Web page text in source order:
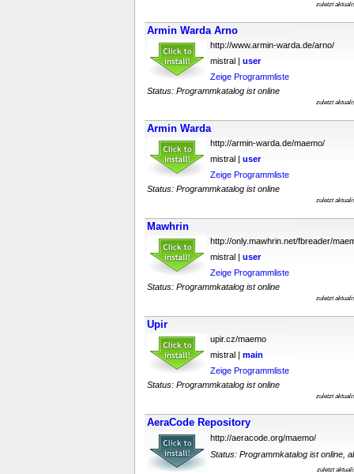
zuletzt
Armin Warda Arno
http://www.armin-warda.de/arno/
mistral | user
Zeige Programmliste
Status: Programmkatalog ist online
zuletzt
Armin Warda
http://armin-warda.de/maemo/
mistral | user
Zeige Programmliste
Status: Programmkatalog ist online
zuletzt
Mawhrin
http://only.mawhrin.net/fbreader/
mistral | user
Zeige Programmliste
Status: Programmkatalog ist online
zuletzt
Upir
upir.cz/maemo
mistral | main
Zeige Programmliste
Status: Programmkatalog ist online
zuletzt
AeraCode Repository
http://aeracode.org/maemo/
Status: Programmkatalog ist online,
zuletzt